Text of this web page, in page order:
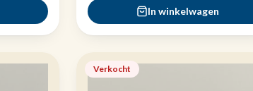
In winkelwagen
Verkocht